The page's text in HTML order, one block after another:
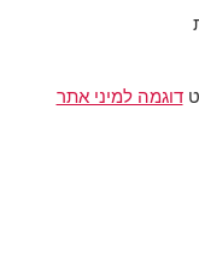
דוגמה למיני אתר